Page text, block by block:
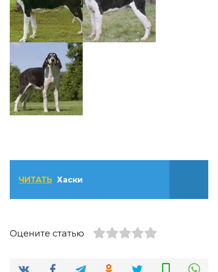
ЧИТАТЬ Хаски
Оцените статью